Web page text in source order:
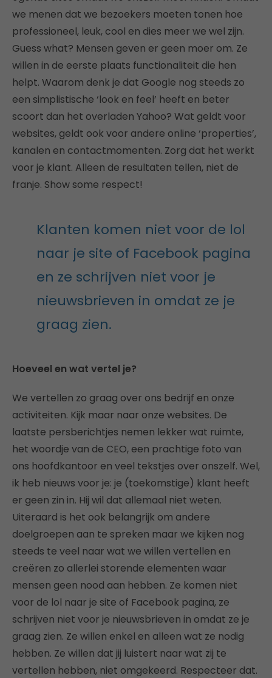
we menen dat we bezoekers moeten tonen hoe
professioneel, leuk, cool en dies meer we wel zijn.
Guess what? Mensen geven er geen moer om. Ze
willen in de eerste plaats functionaliteit die hen
helpt. Waarom denk je dat Google nog steeds zo
een simplistische ‘look en feel’ heeft en beter
scoort dan het overladen Yahoo? Wat geldt voor
websites, geldt ook voor andere online ‘properties’,
kanalen en contactmomenten. Zorg dat het werkt
voor je klant. Alleen de resultaten tellen, niet de
franje. Show some respect!
Klanten komen niet voor de lol
naar je site of Facebook pagina
en ze schrijven niet voor je
nieuwsbrieven in omdat ze je
graag zien.
Hoeveel en wat vertel je?
We vertellen zo graag over ons bedrijf en onze
activiteiten. Kijk maar naar onze websites. De
laatste persberichtjes nemen lekker wat ruimte,
het woordje van de CEO, een prachtige foto van
ons hoofdkantoor en veel tekstjes over onszelf. Wel,
ik heb nieuws voor je: je (toekomstige) klant heeft
er geen zin in. Hij wil dat allemaal niet weten.
Uiteraard is het ook belangrijk om andere
doelgroepen aan te spreken maar we kijken nog
steeds te veel naar wat we willen vertellen en
creëren zo allerlei storende elementen waar
mensen geen nood aan hebben. Ze komen niet
voor de lol naar je site of Facebook pagina, ze
schrijven niet voor je nieuwsbrieven in omdat ze je
graag zien. Ze willen enkel en alleen wat ze nodig
hebben. Ze willen dat jij luistert naar wat zij te
vertellen hebben, niet omgekeerd. Respecteer dat.